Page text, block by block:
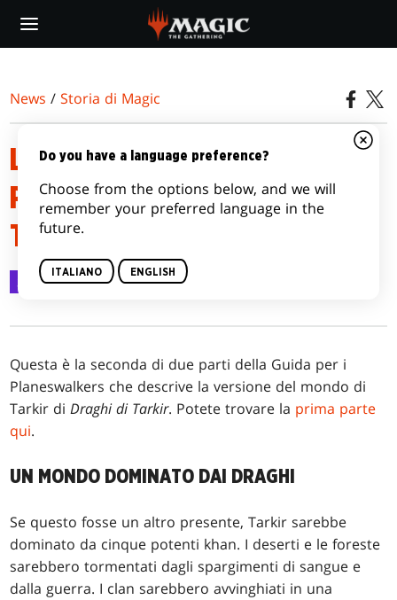
main
News /Storia di Magic
LA GUIDA PER I
PLANESWALKERS A DRAGHI DI
TARKIR, PARTE 2
Storia di Magic 18 mar 2015
Questa è la seconda di due parti della Guida per i
Planeswalkers che descrive la versione del mondo di
Tarkir diDraghi di Tarkir. Potete trovare la prima parte
qui.
UN MONDO DOMINATO DAI DRAGHI
Se questo fosse un altro presente, Tarkir sarebbe
dominato da cinque potenti khan. I deserti e le foreste
sarebbero tormentati dagli spargimenti di sangue e
dalla guerra. I clan sarebbero avvinghiati in una
Do you have a language preference?
Choose from the options below, and we will
remember your preferred language in the
future.
ITALIANO ENGLISH